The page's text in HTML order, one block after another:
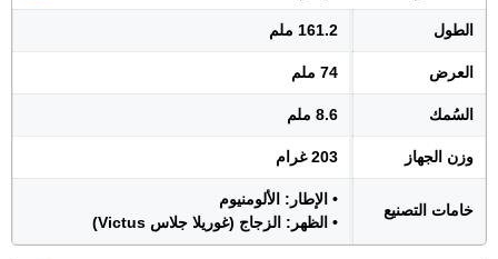
الطول 161.2 ملم
العرض 74 ملم
السُمك 8.6 ملم
وزن الجهاز 203 غرام
خامات التصنيع
• الإطار: الألومنيوم
• الظهر: الزجاج (غوريلا جلاس Victus)